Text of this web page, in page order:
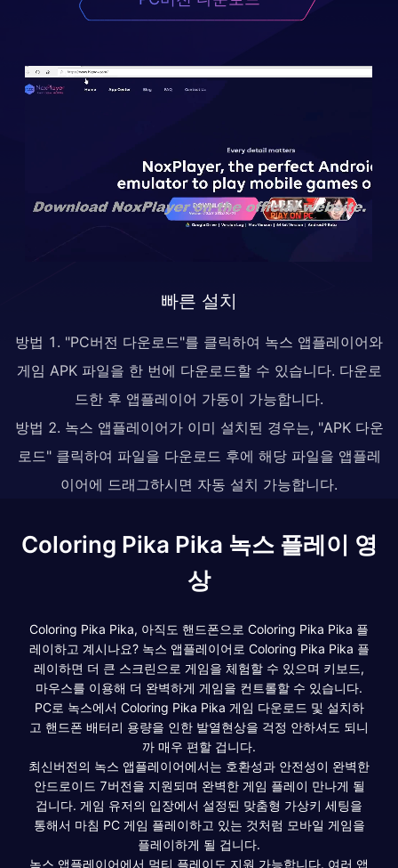
빠른 설치
방법 1. "PC버전 다운로드"를 클릭하여 녹스 앱플레이어와
게임 APK 파일을 한 번에 다운로드할 수 있습니다. 다운로
드한 후 앱플레이어 가동이 가능합니다.
방법 2. 녹스 앱플레이어가 이미 설치된 경우는, "APK 다운
로드" 클릭하여 파일을 다운로드 후에 해당 파일을 앱플레
이어에 드래그하시면 자동 설치 가능합니다.
Coloring Pika Pika 녹스 플레이 영
상
Coloring Pika Pika, 아직도 핸드폰으로 Coloring Pika Pika 플
레이하고 계시나요? 녹스 앱플레이어로 Coloring Pika Pika 플
레이하면 더 큰 스크린으로 게임을 체험할 수 있으며 키보드,
마우스를 이용해 더 완벽하게 게임을 컨트롤할 수 있습니다.
PC로 녹스에서 Coloring Pika Pika 게임 다운로드 및 설치하
고 핸드폰 배터리 용량을 인한 발열현상을 걱정 안하셔도 되니
까 매우 편할 겁니다.
최신버전의 녹스 앱플레이어에서는 호환성과 안전성이 완벽한
안드로이드 7버전을 지원되며 완벽한 게임 플레이 만나게 될
겁니다. 게임 유저의 입장에서 설정된 맞춤형 가상키 세팅을
통해서 마침 PC 게임 플레이하고 있는 것처럼 모바일 게임을
플레이하게 될 겁니다.
녹스 앱플레이어에서 멀티 플레이도 지원 가능합니다. 여러 앱